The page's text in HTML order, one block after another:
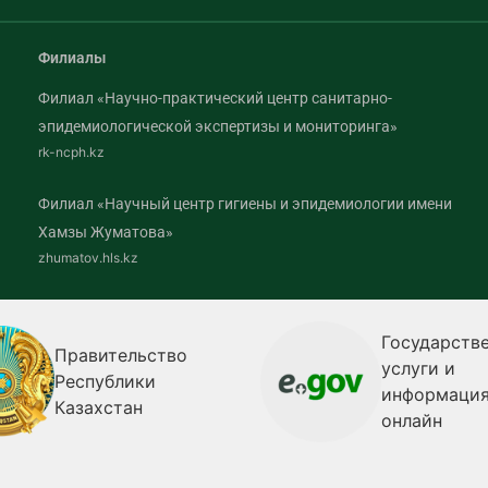
Филиалы
Филиал «Научно-практический центр санитарно-
эпидемиологической экспертизы и мониторинга»
rk-ncph.kz
Филиал «Научный центр гигиены и эпидемиологии имени
Хамзы Жуматова»
zhumatov.hls.kz
Правительство
Республики
Казахстан
услуги и
онлайн